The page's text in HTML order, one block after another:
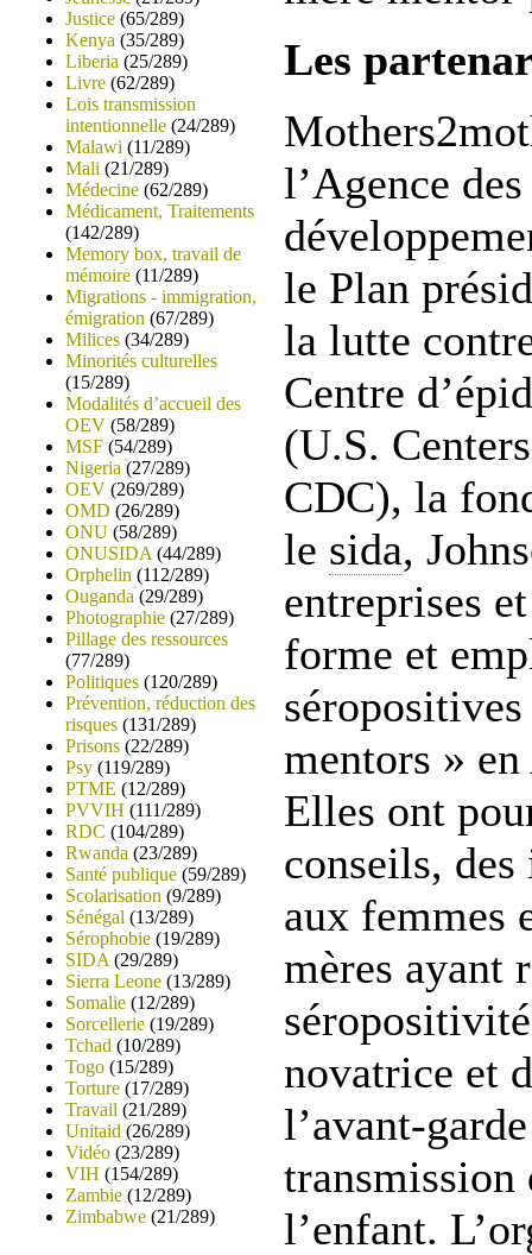
Justice (65/289)
Kenya (35/289)
Liberia (25/289)
Livre (62/289)
Lois transmission
intentionnelle (24/289)
Malawi (11/289)
Mali (21/289)
Médecine (62/289)
Médicament, Traitements
(142/289)
Memory box, travail de
mémoire (11/289)
Migrations - immigration,
émigration (67/289)
Milices (34/289)
Minorités culturelles
(15/289)
Modalités d’accueil des
OEV (58/289)
MSF (54/289)
Nigeria (27/289)
OEV (269/289)
OMD (26/289)
ONU (58/289)
ONUSIDA (44/289)
Orphelin (112/289)
Ouganda (29/289)
Photographie (27/289)
Pillage des ressources
(77/289)
Politiques (120/289)
Prévention, réduction des
risques (131/289)
Prisons (22/289)
Psy (119/289)
PTME (12/289)
PVVIH (111/289)
RDC (104/289)
Rwanda (23/289)
Santé publique (59/289)
Scolarisation (9/289)
Sénégal (13/289)
Sérophobie (19/289)
SIDA (29/289)
Sierra Leone (13/289)
Somalie (12/289)
Sorcellerie (19/289)
Tchad (10/289)
Togo (15/289)
Torture (17/289)
Travail (21/289)
Unitaid (26/289)
Vidéo (23/289)
VIH (154/289)
Zambie (12/289)
Zimbabwe (21/289)
Les
l’Agence
le Plan
la lutte
Centre
(U.S.
CDC), la
le sida,
entreprises
forme et
mentors »
Elles ont
conseils,
aux femmes
mères ayant
novatrice et
l’avant-
l’enfant.